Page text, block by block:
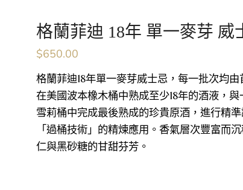
格蘭菲迪 18年 單一麥芽 威
$650.00
格蘭菲迪18年單一麥芽威士忌，每一批次均
在美國波本橡木桶中熟成至少18年的酒液，
雪莉桶中完成最後熟成的珍貴原酒，進行精
「過桶技術」的精煉應用。香氣層次豐富而
仁與黑砂糖的甘甜芬芳。